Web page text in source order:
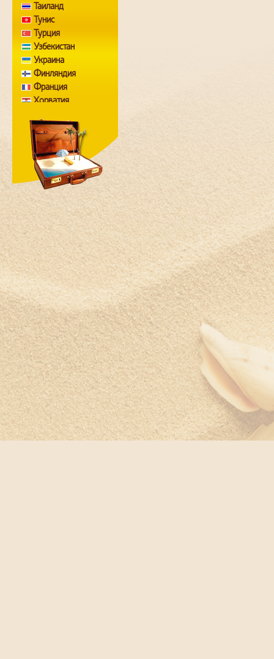
Таиланд
Тунис
Турция
Узбекистан
Украина
Финляндия
Франция
Хорватия
Швейцария
Швеция
Шри-Ланка
Южная Корея
ЮАР
Ямайка
Япония